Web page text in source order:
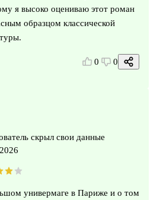
я высоко оцениваю этот роман
образцом классической
0 0
скрыл свои данные
универмаге в Париже и о том